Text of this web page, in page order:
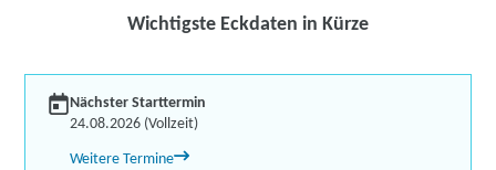
Wichtigste Eckdaten in Kürze
Nächster Starttermin
24.08.2026 (Vollzeit)
Weitere Termine